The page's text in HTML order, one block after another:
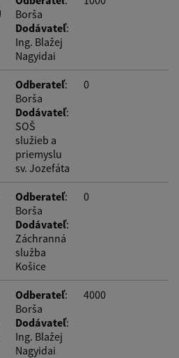
Borša
Dodávateľ:
Ing. Blažej
Nagyidai
Odberateľ:
Borša
Dodávateľ:
SOŠ
služieb a
priemyslu
sv. Jozefáta
0
Odberateľ:
Borša
Dodávateľ:
Záchranná
služba
Košice
0
Odberateľ:
Borša
Dodávateľ:
Ing. Blažej
Nagyidai
4000